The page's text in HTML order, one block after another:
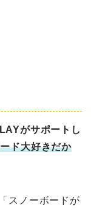
がサポートし
ド大好きだか
スノーボードが